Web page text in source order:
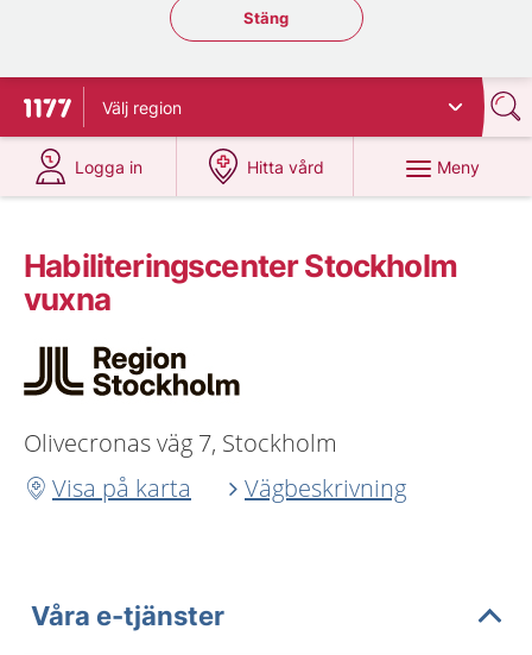
Stäng regionsväljaren
Stäng
Till startsidan för 1177
Välj region
Logga in
på 1177.se
Hitta vård
på 1177.se
Meny
Habiliteringscenter Stockholm
vuxna
Olivecronas väg 7, Stockholm
Visa på karta
Vägbeskrivning
Våra e-tjänster